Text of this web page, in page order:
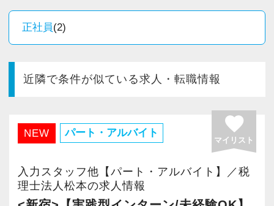
ら、着実に業務を進めていくスタイルです。
アップしたい」「どんどん規模を拡大していき
丁寧に向き合い、腰を据えて力を発揮したい
方」に合った職場です。
「先生と出会えてよかった」とお客様に満足し
ていただけるように――。
境です。
- 既存顧客(法人・個人事業主)の巡回監査・記帳
- 決算業務、法人税・所得税等の申告書作成
- 年末調整、法定調書等の作成
- 前任者からの引継ぎによる担当先の受け持ち
- その他、経験に応じた税務相談対応
＜求める人物像＞
正社員(2)
近隣で条件が似ている求人・転職情報
NEW パート・アルバイト favorite
マイリスト
入力スタッフ他【パート・アルバイト】／税
理士法人松本の求人情報